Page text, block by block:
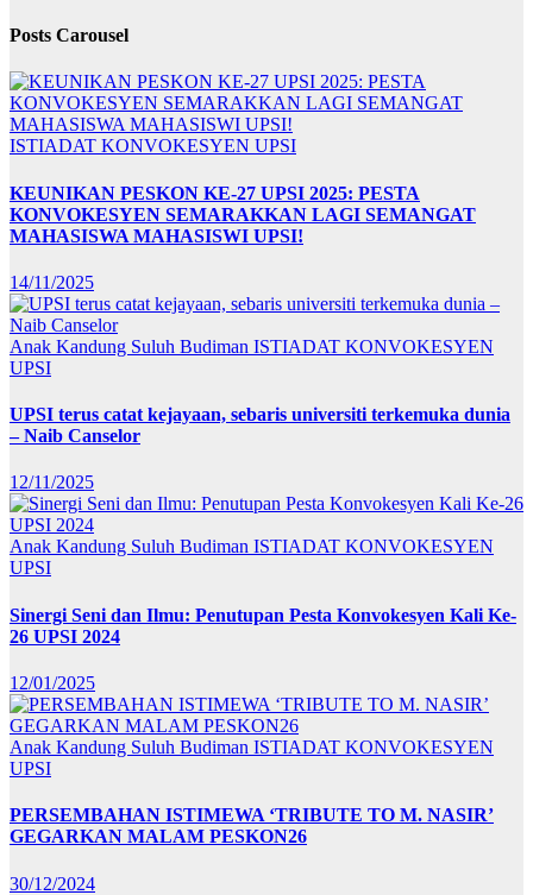
Posts Carousel
ISTIADAT KONVOKESYEN UPSI
KEUNIKAN PESKON KE-27 UPSI 2025: PESTA
KONVOKESYEN SEMARAKKAN LAGI SEMANGAT
MAHASISWA MAHASISWI UPSI!
14/11/2025
Anak Kandung Suluh Budiman ISTIADAT KONVOKESYEN
UPSI
UPSI terus catat kejayaan, sebaris universiti terkemuka dunia
– Naib Canselor
12/11/2025
Anak Kandung Suluh Budiman ISTIADAT KONVOKESYEN
UPSI
Sinergi Seni dan Ilmu: Penutupan Pesta Konvokesyen Kali Ke-
26 UPSI 2024
12/01/2025
Anak Kandung Suluh Budiman ISTIADAT KONVOKESYEN
UPSI
PERSEMBAHAN ISTIMEWA ‘TRIBUTE TO M. NASIR’
GEGARKAN MALAM PESKON26
30/12/2024